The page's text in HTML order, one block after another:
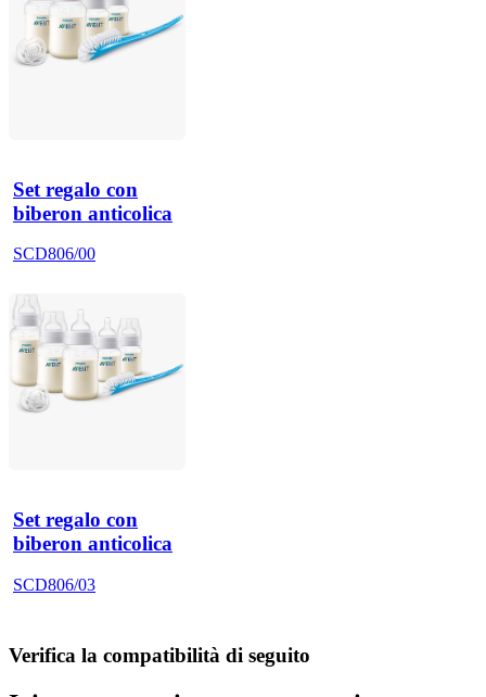
Set regalo con
biberon anticolica
SCD806/00
Set regalo con
biberon anticolica
SCD806/03
Verifica la compatibilità di seguito